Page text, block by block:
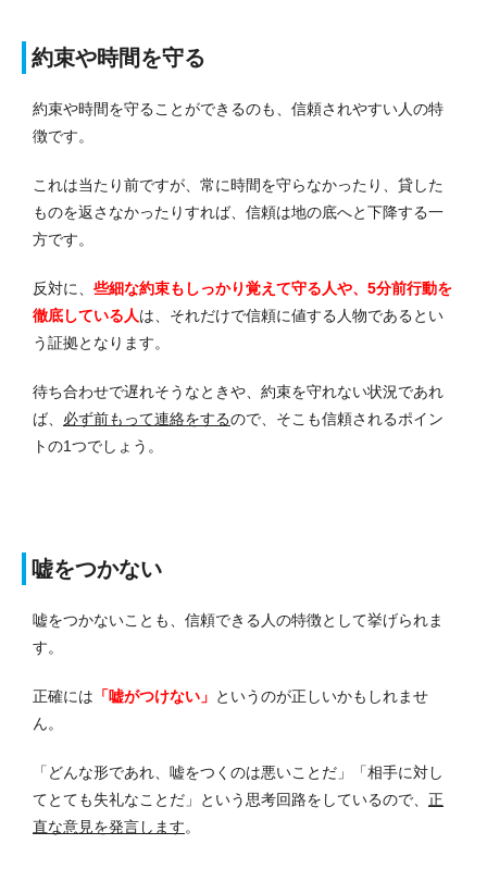
約束や時間を守る
約束や時間を守ることができるのも、信頼されやすい人の特
徴です。
これは当たり前ですが、常に時間を守らなかったり、貸した
ものを返さなかったりすれば、信頼は地の底へと下降する一
方です。
反対に、 些細な約束もしっかり覚えて守る人や、5分前行動を
徹底している人は、それだけで信頼に値する人物であるとい
う証拠となります。
待ち合わせで遅れそうなときや、約束を守れない状況であれ
ば、 必ず前もって連絡をするので、そこも信頼されるポイン
トの1つでしょう。
嘘をつかない
嘘をつかないことも、信頼できる人の特徴として挙げられま
す。
正確には 「嘘がつけない」 というのが正しいかもしれませ
ん。
「どんな形であれ、嘘をつくのは悪いことだ」「相手に対し
てとても失礼なことだ」という思考回路をしているので、 正
直な意見を発言します。